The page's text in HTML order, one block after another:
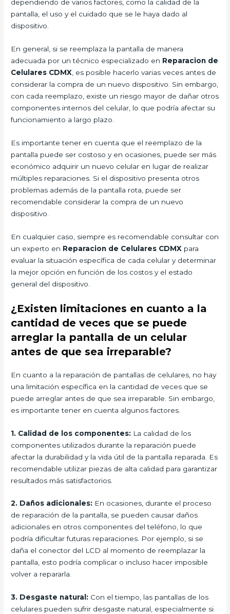
dependiendo de varios factores, como la calidad de la
pantalla, el uso y el cuidado que se le haya dado al
dispositivo.
En general, si se reemplaza la pantalla de manera
adecuada por un técnico especializado en Reparacion de
Celulares CDMX , es posible hacerlo varias veces antes de
considerar la compra de un nuevo dispositivo. Sin embargo,
con cada reemplazo, existe un riesgo mayor de dañar otros
componentes internos del celular, lo que podría afectar su
funcionamiento a largo plazo.
Es importante tener en cuenta que el reemplazo de la
pantalla puede ser costoso y en ocasiones, puede ser más
económico adquirir un nuevo celular en lugar de realizar
múltiples reparaciones. Si el dispositivo presenta otros
problemas además de la pantalla rota, puede ser
recomendable considerar la compra de un nuevo
dispositivo.
En cualquier caso, siempre es recomendable consultar con
un experto en Reparacion de Celulares CDMX para
evaluar la situación específica de cada celular y determinar
la mejor opción en función de los costos y el estado
general del dispositivo.
¿Existen limitaciones en cuanto a la
cantidad de veces que se puede
arreglar la pantalla de un celular
antes de que sea irreparable?
En cuanto a la reparación de pantallas de celulares, no hay
una limitación específica en la cantidad de veces que se
puede arreglar antes de que sea irreparable. Sin embargo,
es importante tener en cuenta algunos factores.
1. Calidad de los componentes: La calidad de los
componentes utilizados durante la reparación puede
afectar la durabilidad y la vida útil de la pantalla reparada. Es
recomendable utilizar piezas de alta calidad para garantizar
resultados más satisfactorios.
2. Daños adicionales: En ocasiones, durante el proceso
de reparación de la pantalla, se pueden causar daños
adicionales en otros componentes del teléfono, lo que
podría dificultar futuras reparaciones. Por ejemplo, si se
daña el conector del LCD al momento de reemplazar la
pantalla, esto podría complicar o incluso hacer imposible
volver a repararla.
3. Desgaste natural: Con el tiempo, las pantallas de los
celulares pueden sufrir desgaste natural, especialmente si